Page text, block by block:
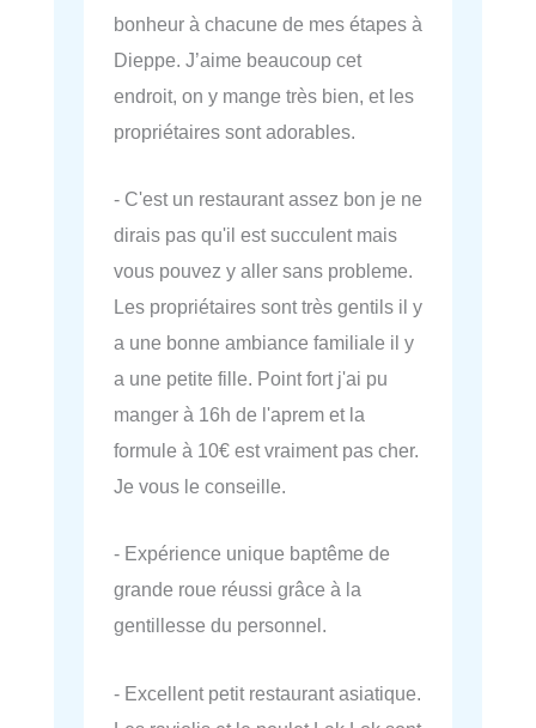
bonheur à chacune de mes étapes à
Dieppe. J’aime beaucoup cet
endroit, on y mange très bien, et les
propriétaires sont adorables.
- C'est un restaurant assez bon je ne
dirais pas qu'il est succulent mais
vous pouvez y aller sans probleme.
Les propriétaires sont très gentils il y
a une bonne ambiance familiale il y
a une petite fille. Point fort j'ai pu
manger à 16h de l'aprem et la
formule à 10€ est vraiment pas cher.
Je vous le conseille.
- Expérience unique baptême de
grande roue réussi grâce à la
gentillesse du personnel.
- Excellent petit restaurant asiatique.